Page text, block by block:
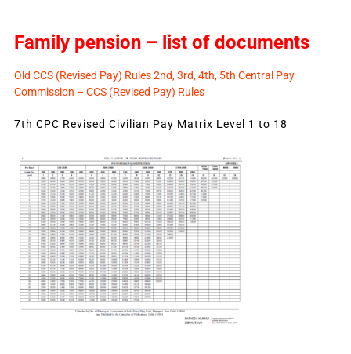
Family pension – list of documents
Old CCS (Revised Pay) Rules 2nd, 3rd, 4th, 5th Central Pay
Commission – CCS (Revised Pay) Rules
7th CPC Revised Civilian Pay Matrix Level 1 to 18